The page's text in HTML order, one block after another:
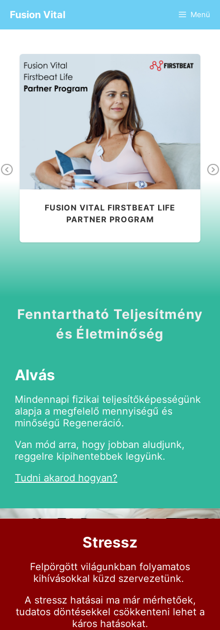
Fusion Vital Menü
FUSION VITAL FIRSTBEAT LIFE
PARTNER PROGRAM
Fenntartható Teljesítmény
és Életminőség
Alvás
Mindennapi fizikai teljesítőképességünk
alapja a megfelelő mennyiségű és
minőségű Regeneráció.
Van mód arra, hogy jobban aludjunk,
reggelre kipihentebbek legyünk.
Tudni akarod hogyan?
Stressz
Felpörgött világunkban folyamatos
kihívásokkal küzd szervezetünk.
A stressz hatásai ma már mérhetőek,
tudatos döntésekkel csökkenteni lehet a
káros hatásokat.